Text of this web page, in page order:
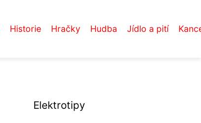
Historie Hračky Hudba Jídlo a pití
Elektrotipy